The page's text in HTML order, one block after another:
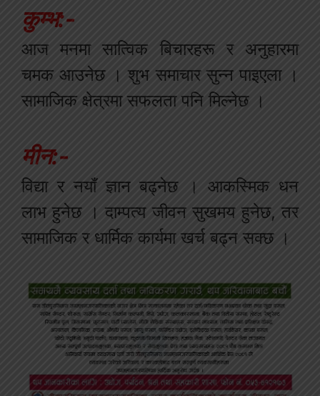
कुम्भ:-
आज मनमा सात्विक बिचारहरू र अनुहारमा
चमक आउनेछ । शुभ समाचार सुन्न पाइएला ।
सामाजिक क्षेत्रमा सफलता पनि मिल्नेछ ।
मीन:-
विद्या र नयाँ ज्ञान बढ्नेछ । आकस्मिक धन
लाभ हुनेछ । दाम्पत्य जीवन सुखमय हुनेछ, तर
सामाजिक र धार्मिक कार्यमा खर्च बढ्न सक्छ ।